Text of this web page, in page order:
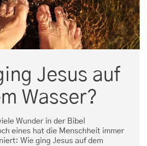
Jesus auf
Wasser?
Wunder in der Bibel
eines hat die Menschheit immer
Wie ging Jesus auf dem